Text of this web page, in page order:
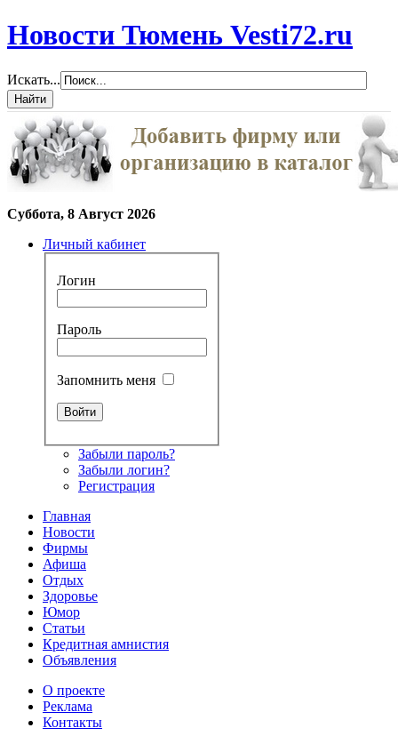
Новости Тюмень Vesti72.ru
Искать...
Суббота, 8 Август 2026
Личный кабинет
Логин
Пароль
Запомнить меня
Забыли пароль?
Забыли логин?
Регистрация
Главная
Новости
Фирмы
Афиша
Отдых
Здоровье
Юмор
Статьи
Кредитная амнистия
Объявления
О проекте
Реклама
Контакты